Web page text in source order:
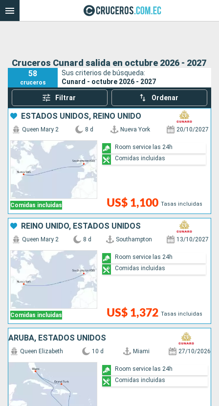
Cruceros Cunard salida en octubre 2026 - 2027
58
cruceros
Sus criterios de búsqueda:
Cunard - octubre 2026 - 2027
Filtrar Ordenar
ESTADOS UNIDOS, REINO UNIDO
Comidas incluidas
Queen Mary 2 8 d Nueva York 20/10/2027
US$ 1,100 Tasas incluidas
Room service las 24h
Comidas incluidas
REINO UNIDO, ESTADOS UNIDOS
Comidas incluidas
Queen Mary 2 8 d Southampton 13/10/2027
US$ 1,372 Tasas incluidas
Room service las 24h
Comidas incluidas
ARUBA, ESTADOS UNIDOS
Queen Elizabeth 10 d Miami 27/10/2026
Room service las 24h
Comidas incluidas